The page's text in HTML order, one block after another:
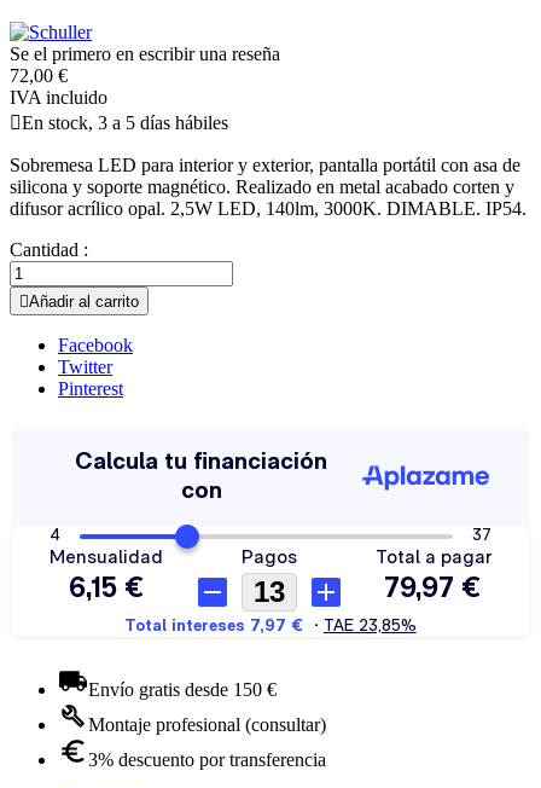
Se el primero en escribir una reseña
72,00 €
IVA incluido
En stock, 3 a 5 días hábiles
Sobremesa LED para interior y exterior, pantalla portátil con asa de
silicona y soporte magnético. Realizado en metal acabado corten y
difusor acrílico opal. 2,5W LED, 140lm, 3000K. DIMABLE. IP54.
Cantidad :
Añadir al carrito
Facebook
Twitter
Pinterest
Envío gratis desde 150 €
Montaje profesional (consultar)
3% descuento por transferencia